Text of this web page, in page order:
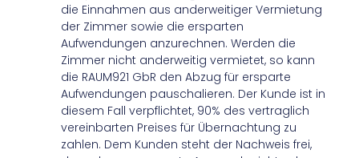
die Einnahmen aus anderweitiger Vermietung
der Zimmer sowie die ersparten
Aufwendungen anzurechnen. Werden die
Zimmer nicht anderweitig vermietet, so kann
die RAUM921 GbR den Abzug für ersparte
Aufwendungen pauschalieren. Der Kunde ist in
diesem Fall verpflichtet, 90% des vertraglich
vereinbarten Preises für Übernachtung zu
zahlen. Dem Kunden steht der Nachweis frei,